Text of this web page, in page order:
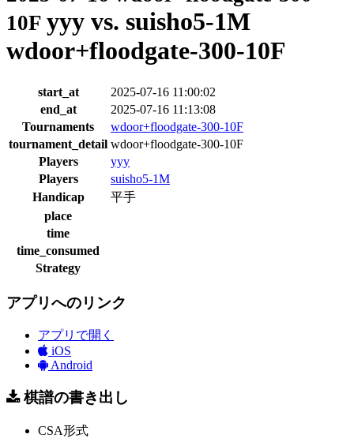
10F yyy vs. suisho5-1M
wdoor+floodgate-300-10F
start_at
2025-07-16 11:00:02
end_at
2025-07-16 11:13:08
Tournaments
wdoor+floodgate-300-10F
tournament_detail wdoor+floodgate-300-10F
Players
yyy
Players
suisho5-1M
Handicap
平手
place
time
time_consumed
Strategy
アプリへのリンク
アプリで開く
iOS
Android
棋譜の書き出し
CSA形式